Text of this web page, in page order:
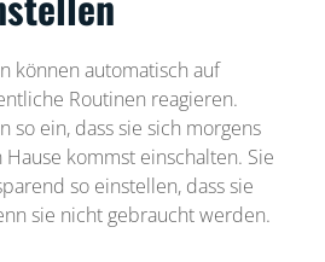
können automatisch auf
Routinen reagieren.
so ein, dass sie sich morgens
kommst einschalten. Sie
so einstellen, dass sie
sie nicht gebraucht werden.